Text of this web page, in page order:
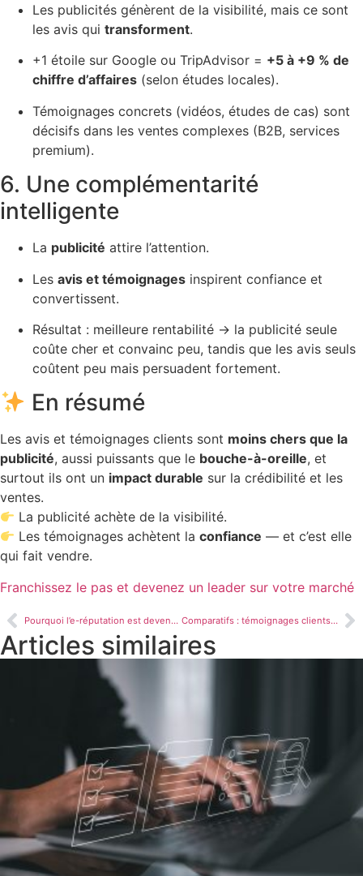
Les publicités génèrent de la visibilité, mais ce sont
les avis qui transforment.
+1 étoile sur Google ou TripAdvisor = +5 à +9 % de
chiffre d’affaires (selon études locales).
Témoignages concrets (vidéos, études de cas) sont
décisifs dans les ventes complexes (B2B, services
premium).
6. Une complémentarité
intelligente
La publicité attire l’attention.
Les avis et témoignages inspirent confiance et
convertissent.
Résultat : meilleure rentabilité → la publicité seule
coûte cher et convainc peu, tandis que les avis seuls
coûtent peu mais persuadent fortement.
En résumé
Les avis et témoignages clients sont moins chers que la
publicité, aussi puissants que le bouche-à-oreille, et
surtout ils ont un impact durable sur la crédibilité et les
ventes.
La publicité achète de la visibilité.
Les témoignages achètent laconfiance — et c’est elle
qui fait vendre.
Franchissez le pas et devenez un leader sur votre marché
Pourquoi l’e-réputation est devenue un sujet majeur pour toutes les entreprises, même les plus petites Comparatifs : témoignages clients VS publicité payante
Articles similaires